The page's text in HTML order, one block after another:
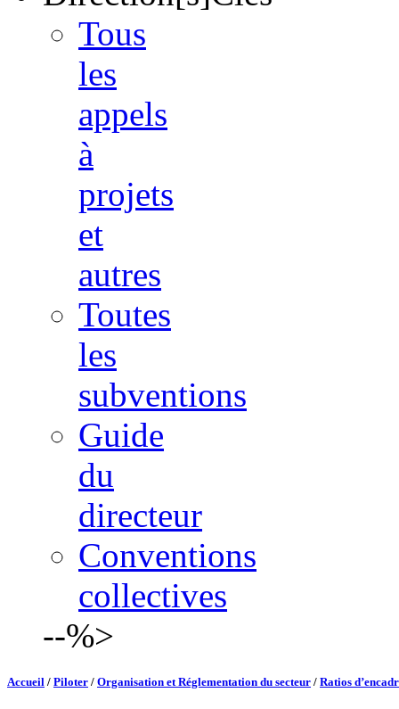
Tous
les
appels
à
projets
et
autres
Toutes
les
subventions
Guide
du
directeur
Conventions
collectives
--%>
Accueil / Piloter / Organisation et Réglementation du secteur / Ratios